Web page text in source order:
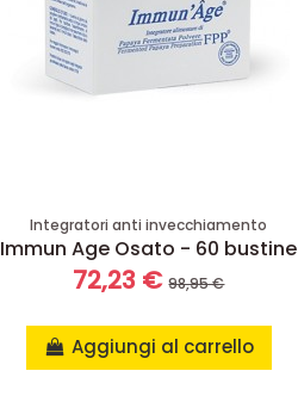
Integratori anti invecchiamento
Immun Age Osato - 60 bustine
72,23 €98,95 €
Aggiungi al carrello